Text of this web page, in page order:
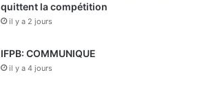
quittent la compétition
il y a 2 jours
IFPB: COMMUNIQUE
il y a 4 jours